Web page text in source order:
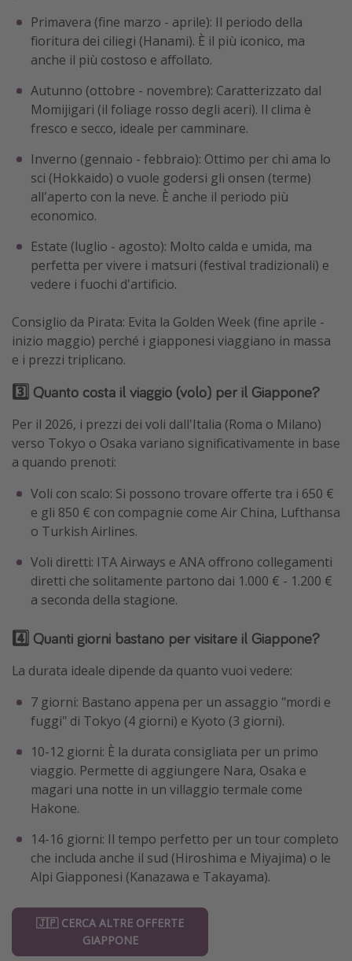
Primavera (fine marzo - aprile): Il periodo della
fioritura dei ciliegi (Hanami). È il più iconico, ma
anche il più costoso e affollato.
Autunno (ottobre - novembre): Caratterizzato dal
Momijigari (il foliage rosso degli aceri). Il clima è
fresco e secco, ideale per camminare.
Inverno (gennaio - febbraio): Ottimo per chi ama lo
sci (Hokkaido) o vuole godersi gli onsen (terme)
all'aperto con la neve. È anche il periodo più
economico.
Estate (luglio - agosto): Molto calda e umida, ma
perfetta per vivere i matsuri (festival tradizionali) e
vedere i fuochi d'artificio.
Consiglio da Pirata: Evita la Golden Week (fine aprile -
inizio maggio) perché i giapponesi viaggiano in massa
e i prezzi triplicano.
3️⃣ Quanto costa il viaggio (volo) per il Giappone?
Per il 2026, i prezzi dei voli dall'Italia (Roma o Milano)
verso Tokyo o Osaka variano significativamente in base
a quando prenoti:
Voli con scalo: Si possono trovare offerte tra i 650 €
e gli 850 € con compagnie come Air China, Lufthansa
o Turkish Airlines.
Voli diretti: ITA Airways e ANA offrono collegamenti
diretti che solitamente partono dai 1.000 € - 1.200 €
a seconda della stagione.
4️⃣ Quanti giorni bastano per visitare il Giappone?
La durata ideale dipende da quanto vuoi vedere:
7 giorni: Bastano appena per un assaggio "mordi e
fuggi" di Tokyo (4 giorni) e Kyoto (3 giorni).
10-12 giorni: È la durata consigliata per un primo
viaggio. Permette di aggiungere Nara, Osaka e
magari una notte in un villaggio termale come
Hakone.
14-16 giorni: Il tempo perfetto per un tour completo
che includa anche il sud (Hiroshima e Miyajima) o le
Alpi Giapponesi (Kanazawa e Takayama).
🇯🇵 CERCA ALTRE OFFERTE
GIAPPONE